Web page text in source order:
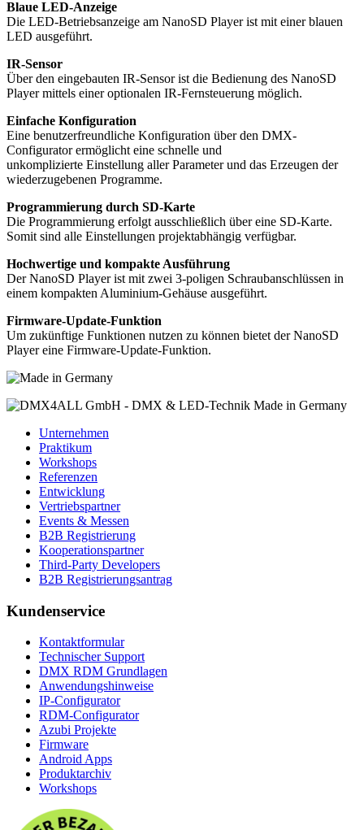
Blaue LED-Anzeige
Die LED-Betriebsanzeige am NanoSD Player ist mit einer blauen
LED ausgeführt.
IR-Sensor
Über den eingebauten IR-Sensor ist die Bedienung des NanoSD
Player mittels einer optionalen IR-Fernsteuerung möglich.
Einfache Konfiguration
Eine benutzerfreundliche Konfiguration über den DMX-
Configurator ermöglicht eine schnelle und
unkomplizierte Einstellung aller Parameter und das Erzeugen der
wiederzugebenen Programme.
Programmierung durch SD-Karte
Die Programmierung erfolgt ausschließlich über eine SD-Karte.
Somit sind alle Einstellungen projektabhängig verfügbar.
Hochwertige und kompakte Ausführung
Der NanoSD Player ist mit zwei 3-poligen Schraubanschlüssen in
einem kompakten Aluminium-Gehäuse ausgeführt.
Firmware-Update-Funktion
Um zukünftige Funktionen nutzen zu können bietet der NanoSD
Player eine Firmware-Update-Funktion.
Unternehmen
Praktikum
Workshops
Referenzen
Entwicklung
Vertriebspartner
Events & Messen
B2B Registrierung
Kooperationspartner
Third-Party Developers
B2B Registrierungsantrag
Kundenservice
Kontaktformular
Technischer Support
DMX RDM Grundlagen
Anwendungshinweise
IP-Configurator
RDM-Configurator
Azubi Projekte
Firmware
Android Apps
Produktarchiv
Workshops